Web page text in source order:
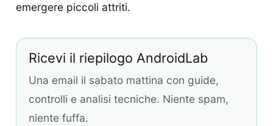
emergere piccoli attriti.
Ricevi il riepilogo AndroidLab
Una email il sabato mattina con guide,
controlli e analisi tecniche. Niente spam,
niente fuffa.